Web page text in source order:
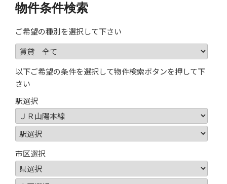
物件条件検索
ご希望の種別を選択して下さい
以下ご希望の条件を選択して物件検索ボタンを押して下
さい
駅選択
市区選択